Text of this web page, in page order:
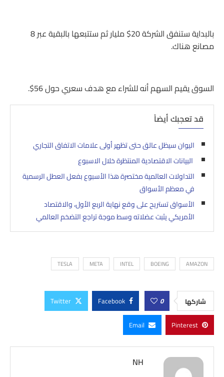
بالبداية ستنفق الشركة 20$ مليار ثم ستتبعها بالبقية عبر 8
مصانع هناك.
السوق يقيم السهم أنه للشراء مع هدف سعري حول 56$.
قد تعجبك أيضاً
اليوان سيظل عالق حتى تظهر أولى علامات الاتفاق التجاري
البيانات الاقتصادية المنتظرة خلال الاسبوع
التداولات العالمية مختصرة هذا الأسبوع بفعل العطل الرسمية
في معظم الأسواق
الأسواق تستريح على وقع نهاية الربع الأول، والاقتصاد
الأمريكي يثبت عضلاته وسط موجة تراجع التضخم العالمي
AMAZON
BOEING
INTEL
META
TESLA
شاركها 0
Facebook
Twitter
Pinterest
Email
NH